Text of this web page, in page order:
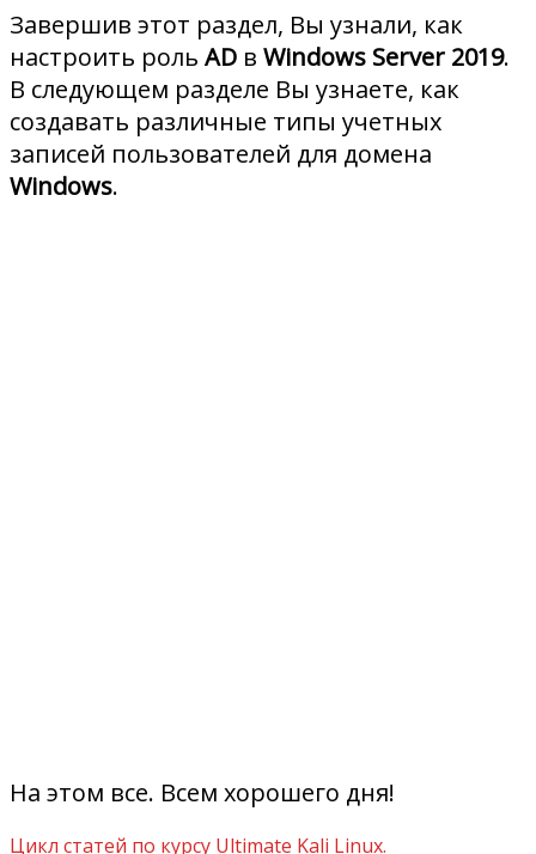
Завершив этот раздел, Вы узнали, как
настроить роль AD в Windows Server 2019.
В следующем разделе Вы узнаете, как
создавать различные типы учетных
записей пользователей для домена
Windows.
На этом все. Всем хорошего дня!
Цикл статей по курсу Ultimate Kali Linux.